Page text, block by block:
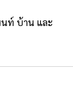
นท์ บ้าน และ